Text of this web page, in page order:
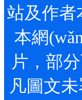
站及作者
本網
片，
凡圖文